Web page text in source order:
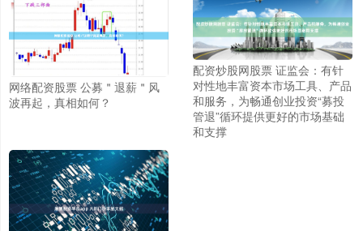
网络配资股票 公募＂退薪＂风
波再起，真相如何？
配资炒股网股票 证监会：有针
对性地丰富资本市场工具、产品
和服务，为畅通创业投资“募投
管退”循环提供更好的市场基础
和支撑